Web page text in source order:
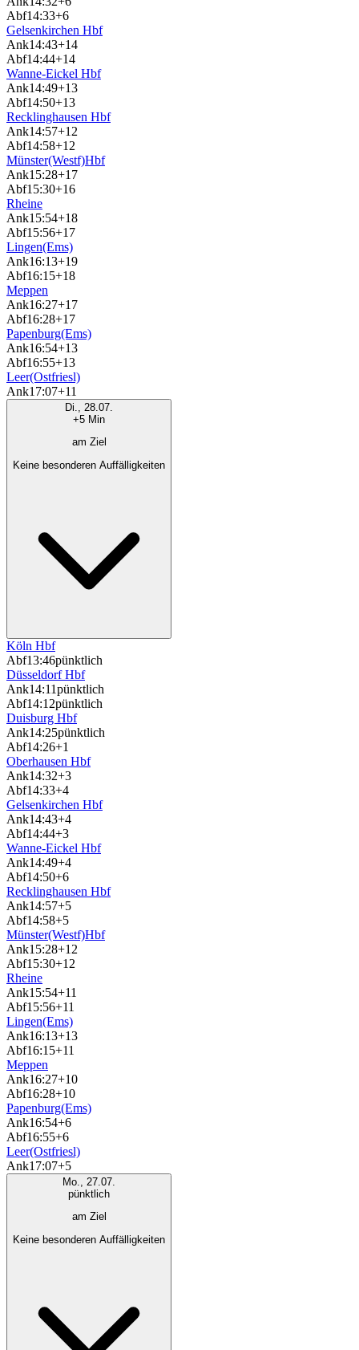
Abf14:33+6
Gelsenkirchen Hbf
Ank14:43+14
Abf14:44+14
Wanne-Eickel Hbf
Ank14:49+13
Abf14:50+13
Recklinghausen Hbf
Ank14:57+12
Abf14:58+12
Münster(Westf)Hbf
Ank15:28+17
Abf15:30+16
Rheine
Ank15:54+18
Abf15:56+17
Lingen(Ems)
Ank16:13+19
Abf16:15+18
Meppen
Ank16:27+17
Abf16:28+17
Papenburg(Ems)
Ank16:54+13
Abf16:55+13
Leer(Ostfriesl)
Ank17:07+11
Di., 28.07.
+5 Min
am Ziel
Keine besonderen Auffälligkeiten
Köln Hbf
Abf13:46pünktlich
Düsseldorf Hbf
Ank14:11pünktlich
Abf14:12pünktlich
Duisburg Hbf
Ank14:25pünktlich
Abf14:26+1
Oberhausen Hbf
Ank14:32+3
Abf14:33+4
Gelsenkirchen Hbf
Ank14:43+4
Abf14:44+3
Wanne-Eickel Hbf
Ank14:49+4
Abf14:50+6
Recklinghausen Hbf
Ank14:57+5
Abf14:58+5
Münster(Westf)Hbf
Ank15:28+12
Abf15:30+12
Rheine
Ank15:54+11
Abf15:56+11
Lingen(Ems)
Ank16:13+13
Abf16:15+11
Meppen
Ank16:27+10
Abf16:28+10
Papenburg(Ems)
Ank16:54+6
Abf16:55+6
Leer(Ostfriesl)
Ank17:07+5
Mo., 27.07.
pünktlich
am Ziel
Keine besonderen Auffälligkeiten